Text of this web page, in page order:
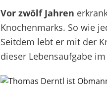
Vor zwölf Jahren
Knochenmarks. So wie
Seitdem lebt er mit der
dieser Lebensaufgabe